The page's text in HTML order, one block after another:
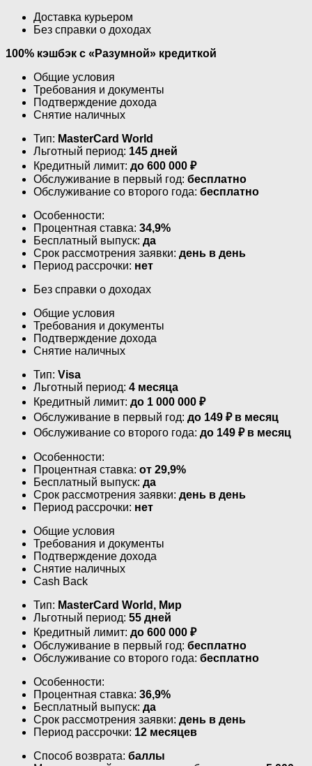
Доставка курьером
Без справки о доходах
100% кэшбэк с «Разумной» кредиткой
Общие условия
Требования и документы
Подтверждение дохода
Снятие наличных
Тип: MasterСard World
Льготный период: 145 дней
Кредитный лимит: до 600 000 ₽
Обслуживание в первый год: бесплатно
Обслуживание со второго года: бесплатно
Особенности:
Процентная ставка: 34,9%
Бесплатный выпуск: да
Срок рассмотрения заявки: день в день
Период рассрочки: нет
Без справки о доходах
Общие условия
Требования и документы
Подтверждение дохода
Снятие наличных
Тип: Visa
Льготный период: 4 месяца
Кредитный лимит: до 1 000 000 ₽
Обслуживание в первый год: до 149 ₽ в месяц
Обслуживание со второго года: до 149 ₽ в месяц
Особенности:
Процентная ставка: от 29,9%
Бесплатный выпуск: да
Срок рассмотрения заявки: день в день
Период рассрочки: нет
Общие условия
Требования и документы
Подтверждение дохода
Снятие наличных
Cash Back
Тип: MasterСard World, Мир
Льготный период: 55 дней
Кредитный лимит: до 600 000 ₽
Обслуживание в первый год: бесплатно
Обслуживание со второго года: бесплатно
Особенности:
Процентная ставка: 36,9%
Бесплатный выпуск: да
Срок рассмотрения заявки: день в день
Период рассрочки: 12 месяцев
Способ возврата: баллы